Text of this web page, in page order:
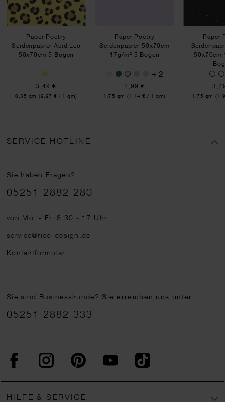
Paper Poetry
Seidenpapier Acid Leo
50x70cm 5 Bogen
3,49 €
Inhalt:
0,35 qm (9,97 € / 1 qm)
Paper Poetry
Seidenpapier 50x70cm
17g/m² 5 Bogen
+ 2
1,99 €
Inhalt:
1,75 qm (1,14 € / 1 qm)
Paper
50x70cm
Inhalt:
1,75 qm
SERVICE HOTLINE
Sie haben Fragen?
Telefonnummer
05251 2882 280
von Mo. - Fr. 8:30 - 17 Uhr
service@rico-design.de
Kontaktformular
Sie sind Businesskunde?Sie erreichen uns unter
05251 2882 333
FacebookInstagram PinterestYouTubeTikTok
HILFE & SERVICE